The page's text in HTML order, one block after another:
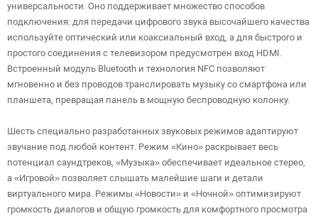
универсальности. Оно поддерживает множество способов
подключения: для передачи цифрового звука высочайшего качества
используйте оптический или коаксиальный вход, а для быстрого и
простого соединения с телевизором предусмотрен вход HDMI.
Встроенный модуль Bluetooth и технология NFC позволяют
мгновенно и без проводов транслировать музыку со смартфона или
планшета, превращая панель в мощную беспроводную колонку.
Шесть специально разработанных звуковых режимов адаптируют
звучание под любой контент. Режим «Кино» раскрывает весь
потенциал саундтреков, «Музыка» обеспечивает идеальное стерео,
а «Игровой» позволяет слышать малейшие шаги и детали
виртуального мира. Режимы «Новости» и «Ночной» оптимизируют
громкость диалогов и общую громкость для комфортного просмотра